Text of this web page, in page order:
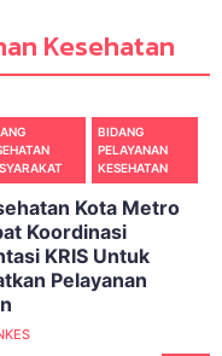
Kesehatan
BIDANG
PELAYANAN
KESEHATAN
Kota Metro
Koordinasi
KRIS Untuk
Pelayanan